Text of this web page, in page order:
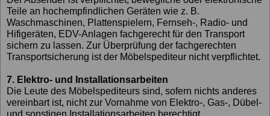
Teile an hochempfindlichen Geräten wie z. B.
Waschmaschinen, Plattenspielern, Fernseh-, Radio- und
Hifigeräten, EDV-Anlagen fachgerecht für den Transport
sichern zu lassen. Zur Überprüfung der fachgerechten
Transportsicherung ist der Möbelspediteur nicht verpflichtet.
7. Elektro- und Installationsarbeiten
Die Leute des Möbelspediteurs sind, sofern nichts anderes
vereinbart ist, nicht zur Vornahme von Elektro-, Gas-, Dübel-